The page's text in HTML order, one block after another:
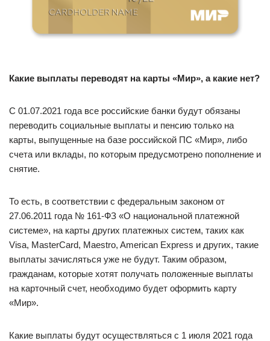
Какие выплаты переводят на карты «Мир», а какие нет?
С 01.07.2021 года все российские банки будут обязаны
переводить социальные выплаты и пенсию только на
карты, выпущенные на базе российской ПС «Мир», либо
счета или вклады, по которым предусмотрено пополнение и
снятие.
То есть, в соответствии с федеральным законом от
27.06.2011 года № 161-ФЗ «О национальной платежной
системе», на карты других платежных систем, таких как
Visa, MasterCard, Maestro, American Express и других, такие
выплаты зачисляться уже не будут. Таким образом,
гражданам, которые хотят получать положенные выплаты
на карточный счет, необходимо будет оформить карту
«Мир».
Какие выплаты будут осуществляться с 1 июля 2021 года